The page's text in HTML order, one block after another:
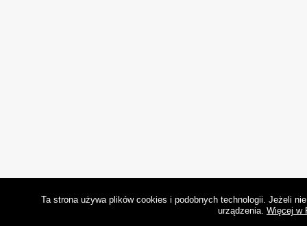
Ta strona używa plików cookies i podobnych technologii. Jeżeli
urządzenia. Więcej w